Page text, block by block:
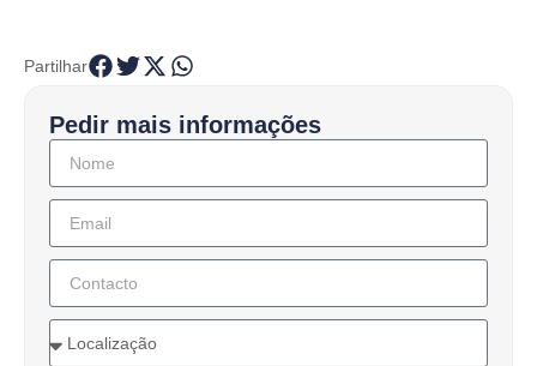
Partilhar
Pedir mais informações